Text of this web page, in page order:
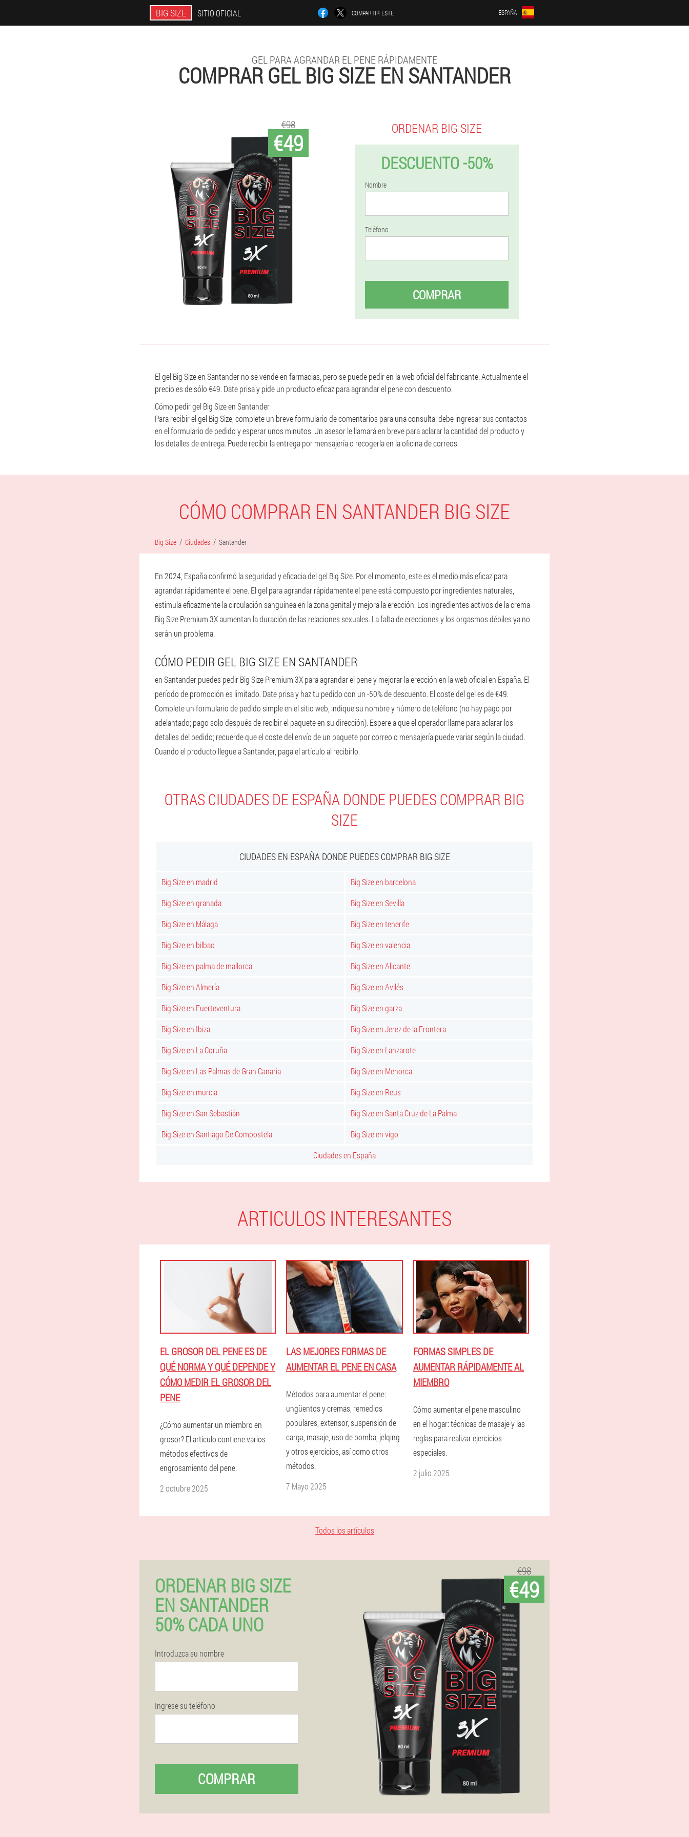
BIG SIZE SITIO OFICIAL COMPARTIR ESTE ESPAÑA
GEL PARA AGRANDAR EL PENE RÁPIDAMENTE
COMPRAR GEL BIG SIZE EN SANTANDER
€49
€98 ORDENAR BIG SIZE
DESCUENTO -50%
Nombre
Teléfono
COMPRAR
El gel Big Size en Santander no se vende en farmacias, pero se puede pedir en la web oficial del fabricante. Actualmente el
precio es de sólo €49. Date prisa y pide un producto eficaz para agrandar el pene con descuento.
Cómo pedir gel Big Size en Santander
Para recibir el gel Big Size, complete un breve formulario de comentarios para una consulta; debe ingresar sus contactos
en el formulario de pedido y esperar unos minutos. Un asesor le llamará en breve para aclarar la cantidad del producto y
los detalles de entrega. Puede recibir la entrega por mensajería o recogerla en la oficina de correos.
CÓMO COMPRAR EN SANTANDER BIG SIZE
Big Size Ciudades Santander
En 2024, España confirmó la seguridad y eficacia del gel Big Size. Por el momento, este es el medio más eficaz para
agrandar rápidamente el pene. El gel para agrandar rápidamente el pene está compuesto por ingredientes naturales,
estimula eficazmente la circulación sanguínea en la zona genital y mejora la erección. Los ingredientes activos de la crema
Big Size Premium 3X aumentan la duración de las relaciones sexuales. La falta de erecciones y los orgasmos débiles ya no
serán un problema.
CÓMO PEDIR GEL BIG SIZE EN SANTANDER
en Santander puedes pedir Big Size Premium 3X para agrandar el pene y mejorar la erección en la web oficial en España. El
período de promoción es limitado. Date prisa y haz tu pedido con un -50% de descuento. El coste del gel es de €49.
Complete un formulario de pedido simple en el sitio web, indique su nombre y número de teléfono (no hay pago por
adelantado; pago solo después de recibir el paquete en su dirección). Espere a que el operador llame para aclarar los
detalles del pedido; recuerde que el coste del envío de un paquete por correo o mensajería puede variar según la ciudad.
Cuando el producto llegue a Santander, paga el artículo al recibirlo.
OTRAS CIUDADES DE ESPAÑA DONDE PUEDES COMPRAR BIG
SIZE
CIUDADES EN ESPAÑA DONDE PUEDES COMPRAR BIG SIZE
Big Size en madrid
Big Size en barcelona
Big Size en granada
Big Size en Sevilla
Big Size en Málaga
Big Size en tenerife
Big Size en bilbao
Big Size en valencia
Big Size en palma de mallorca
Big Size en Alicante
Big Size en Almería
Big Size en Avilés
Big Size en Fuerteventura
Big Size en garza
Big Size en Ibiza
Big Size en Jerez de la Frontera
Big Size en La Coruña
Big Size en Lanzarote
Big Size en Las Palmas de Gran Canaria
Big Size en Menorca
Big Size en murcia
Big Size en Reus
Big Size en San Sebastián
Big Size en Santa Cruz de La Palma
Big Size en Santiago De Compostela
Big Size en vigo
Ciudades en España
ARTICULOS INTERESANTES
EL GROSOR DEL PENE ES DE
QUÉ NORMA Y QUÉ DEPENDE Y
CÓMO MEDIR EL GROSOR DEL
PENE
¿Cómo aumentar un miembro en
grosor? El artículo contiene varios
métodos efectivos de
engrosamiento del pene.
2 octubre 2025
LAS MEJORES FORMAS DE
AUMENTAR EL PENE EN CASA
Métodos para aumentar el pene:
ungüentos y cremas, remedios
populares, extensor, suspensión de
carga, masaje, uso de bomba, jelqing
y otros ejercicios, así como otros
métodos.
7 Mayo 2025
FORMAS SIMPLES DE
AUMENTAR RÁPIDAMENTE AL
MIEMBRO
Cómo aumentar el pene masculino
en el hogar: técnicas de masaje y las
reglas para realizar ejercicios
especiales.
2 julio 2025
Todos los artículos
ORDENAR BIG SIZE
EN SANTANDER
50% CADA UNO
Introduzca su nombre
Ingrese su teléfono
COMPRAR
€98
€49